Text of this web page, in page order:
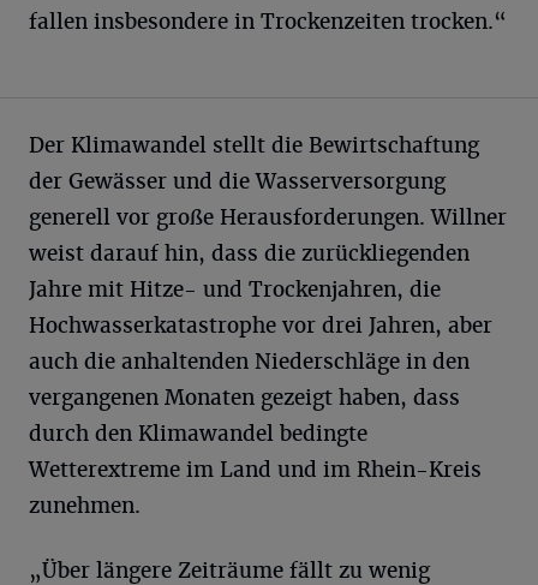
fallen insbesondere in Trockenzeiten trocken.“
Der Klimawandel stellt die Bewirtschaftung
der Gewässer und die Wasserversorgung
generell vor große Herausforderungen. Willner
weist darauf hin, dass die zurückliegenden
Jahre mit Hitze- und Trockenjahren, die
Hochwasserkatastrophe vor drei Jahren, aber
auch die anhaltenden Niederschläge in den
vergangenen Monaten gezeigt haben, dass
durch den Klimawandel bedingte
Wetterextreme im Land und im Rhein-Kreis
zunehmen.
„Über längere Zeiträume fällt zu wenig